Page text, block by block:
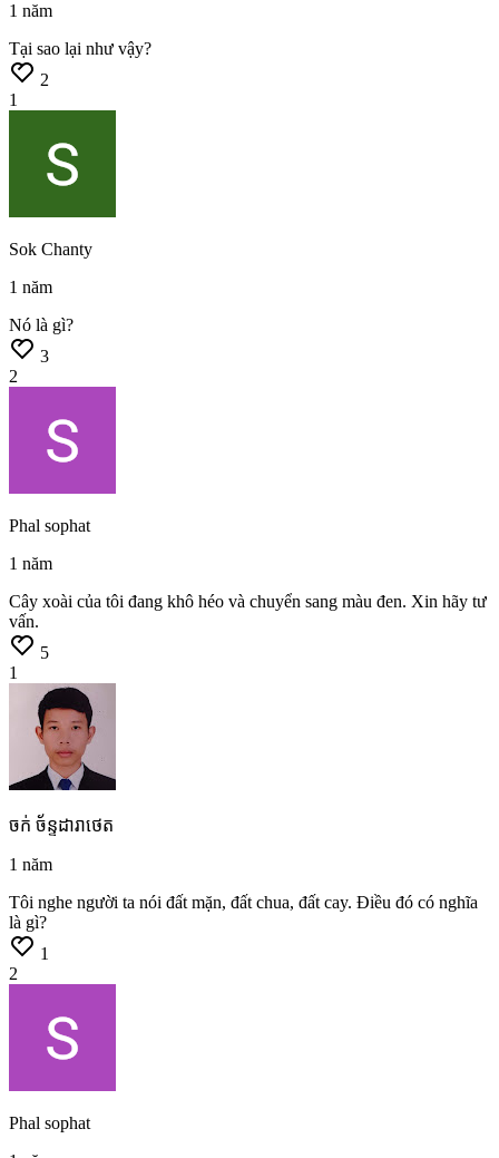
1 năm
Tại sao lại như vậy?
2
1
Sok Chanty
1 năm
Nó là gì?
3
2
Phal sophat
1 năm
Cây xoài của tôi đang khô héo và chuyển sang màu đen. Xin hãy tư
vấn.
5
1
ចក់ ច័ន្ទដារាថេត
1 năm
Tôi nghe người ta nói đất mặn, đất chua, đất cay. Điều đó có nghĩa
là gì?
1
2
Phal sophat